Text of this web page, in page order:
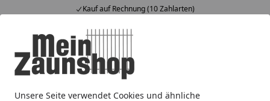
Unsere Seite verwendet Cookies und ähnliche
Kauf auf Rechnung (10 Zahlarten)
Alle Produkte
Mein Konto
Suchen
Metallzaun Doppelstabmatten GAH Doppelstabmatten